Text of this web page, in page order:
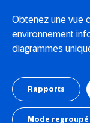
Obtenez une vue
environnement
diagrammes
Rapports
Mode regroupé